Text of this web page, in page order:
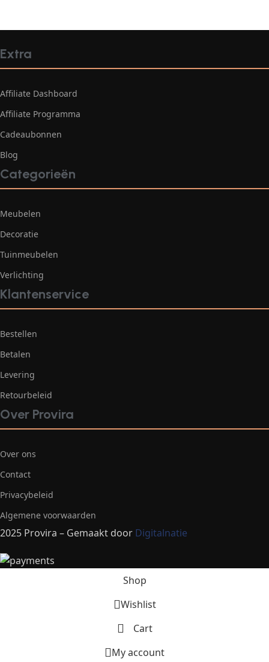
Extra
Affiliate Dashboard
Affiliate Programma
Cadeaubonnen
Blog
Categorieën
Meubelen
Decoratie
Tuinmeubelen
Verlichting
Klantenservice
Bestellen
Betalen
Levering
Retourbeleid
Over Provira
Over ons
Contact
Privacybeleid
Algemene voorwaarden
2025 Provira – Gemaakt door Digitalnatie
Shop
Wishlist
Cart
My account